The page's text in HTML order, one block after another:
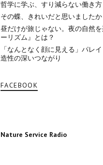
哲学に学ぶ、すり減らない働き方
その蝶、きれいだと思いましたか
昼だけが旅じゃない。夜の自然
ーリズム』とは？
「なんとなく顔に見える」パレ
造性の深いつながり
FACEBOOK
Nature Service Radio